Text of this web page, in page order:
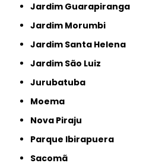
Jardim Guarapiranga
Jardim Morumbi
Jardim Santa Helena
Jardim São Luiz
Jurubatuba
Moema
Nova Piraju
Parque Ibirapuera
Sacomã